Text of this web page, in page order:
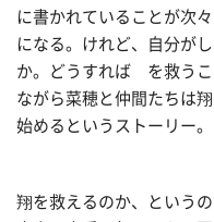
に書かれていることが次
になる。けれど、自分が
か。どうすれば を救うこ
ながら菜穂と仲間たちは
始めるというストーリー。
翔を救えるのか、という